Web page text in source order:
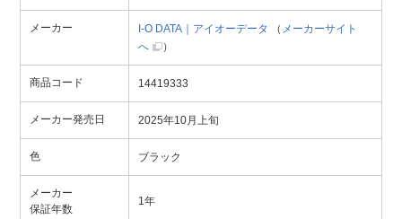
メーカー I-O DATA｜アイオーデータ （ メーカーサイト
へ
）
商品コード 14419333
メーカー発売日 2025年10月上旬
色 ブラック
メーカー
保証年数
1年